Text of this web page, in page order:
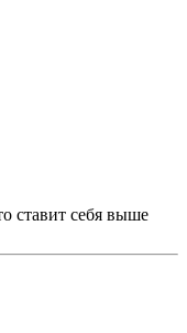
ставит себя выше